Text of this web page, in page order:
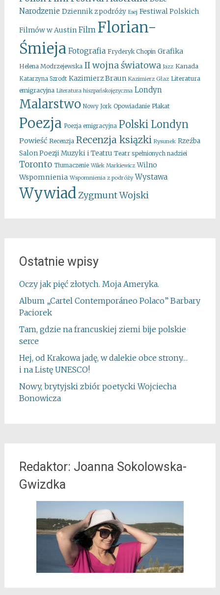
Narodzenie Dziennik z podróży Esej Festiwal Polskich
Filmów w Austin Film Florian-
Śmieja Fotografia Fryderyk Chopin Grafika
Helena Modrzejewska II wojna światowa Jazz Kanada
Katarzyna Szrodt Kazimierz Braun Kazimierz Głaz Literatura
emigracyjna Literatura hiszpańskojęzyczna Londyn
Malarstwo Nowy Jork Opowiadanie Plakat
Poezja Poezja emigracyjna Polski Londyn
Powieść Recenzja Recenzja ksiązki Rysunek Rzeźba
Salon Poezji Muzyki i Teatru Teatr spełnionych nadziei
Toronto Tłumaczenie Wilek Markiewicz Wilno
Wspomnienia Wspomnienia z podróży Wystawa
WywiadZygmunt Wojski
Ostatnie wpisy
Oczy jak pięć złotych. Moja Ameryka.
Album „Cartel Contemporáneo Polaco” Barbary
Paciorek
Tam, gdzie na francuskiej ziemi bije polskie
serce
Hej, od Krakowa jadę, w dalekie obce strony…
i na Listę UNESCO!
Nowy, brytyjski zbiór poetycki Wojciecha
Bonowicza
Redaktor: Joanna Sokolowska-
Gwizdka